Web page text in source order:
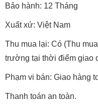
Bảo hành: 12 Tháng
Xuất xứ: Việt Nam
Thu mua lại: Có (Thu
trường tại thời điểm giao
Phạm vi bán: Giao hàng
Thanh toán an toàn.